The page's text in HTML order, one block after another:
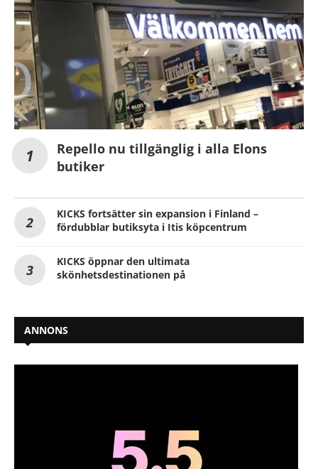
Repello nu tillgänglig i alla Elons
butiker
KICKS fortsätter sin expansion i Finland –
fördubblar butiksyta i Itis köpcentrum
KICKS öppnar den ultimata
skönhetsdestinationen på
ANNONS